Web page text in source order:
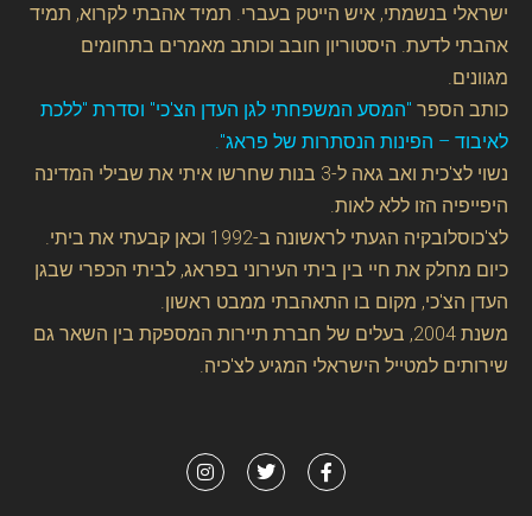
ישראלי בנשמתי, איש הייטק בעברי. תמיד אהבתי לקרוא, תמיד
אהבתי לדעת. היסטוריון חובב וכותב מאמרים בתחומים
מגוונים.
כותב הספר "המסע המשפחתי לגן העדן הצ'כי" וסדרת "ללכת
לאיבוד – הפינות הנסתרות של פראג".
נשוי לצ'כית ואב גאה ל-3 בנות שחרשו איתי את שבילי המדינה
היפייפיה הזו ללא לאות.
לצ'כוסלובקיה הגעתי לראשונה ב-1992 וכאן קבעתי את ביתי.
כיום מחלק את חיי בין ביתי העירוני בפראג, לביתי הכפרי שבגן
העדן הצ'כי, מקום בו התאהבתי ממבט ראשון.
משנת 2004, בעלים של חברת תיירות המספקת בין השאר גם
שירותים למטייל הישראלי המגיע לצ'כיה.